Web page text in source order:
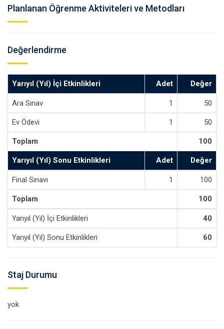
Planlanan Öğrenme Aktiviteleri ve Metodları
Değerlendirme
Yarıyıl (Yıl) İçi Etkinlikleri Adet Değer
Ara Sınav 1 50
Ev Ödevi 1 50
Toplam 100
Yarıyıl (Yıl) Sonu Etkinlikleri Adet Değer
Final Sınavı 1 100
Toplam 100
Yarıyıl (Yıl) İçi Etkinlikleri 40
Yarıyıl (Yıl) Sonu Etkinlikleri 60
Staj Durumu
yok